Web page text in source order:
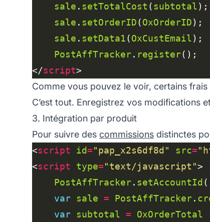
sale . setTotalCost (subtotal
sale . setOrderID(OxOrderID
sale . setData1(OxCustEmail
PostAffTracker. register
</script
Comme vous pouvez le voir, certains
C’est tout. Enregistrez vos modifications
3. Intégration par produit
Pour suivre des commissions distinctes
<script id="pap_x2s6df8d" src=
<script type="text/javascript"
PostAffTracker. setAccountId(
var sale = PostAffTracker.
var subtotal = OxOrderTotal